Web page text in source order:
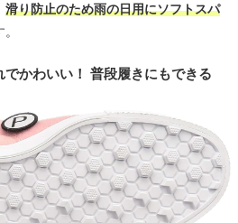
滑り防止のため雨の日用にソフトスパ
でかわいい！ 普段履きにもできる